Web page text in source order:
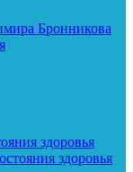
Бронникова
здоровья
здоровья